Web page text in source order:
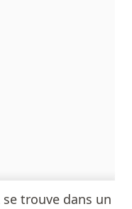
trouve dans un